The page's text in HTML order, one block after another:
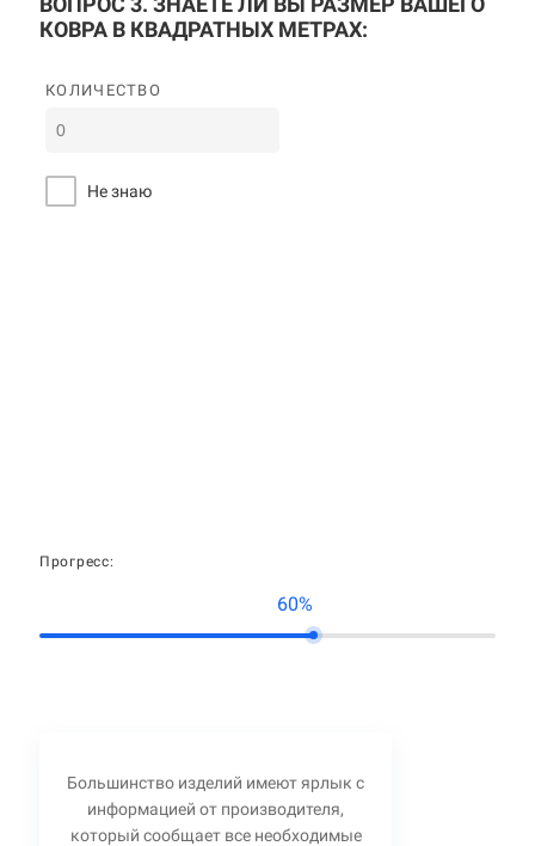
КОВРА В КВАДРАТНЫХ МЕТРАХ:
КОЛИЧЕСТВО
Не знаю
Прогресс:
60%
Большинство изделий имеют ярлык с
информацией от производителя,
который сообщает все необходимые